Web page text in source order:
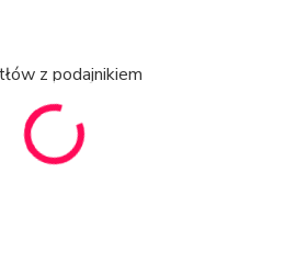
z podajnikiem